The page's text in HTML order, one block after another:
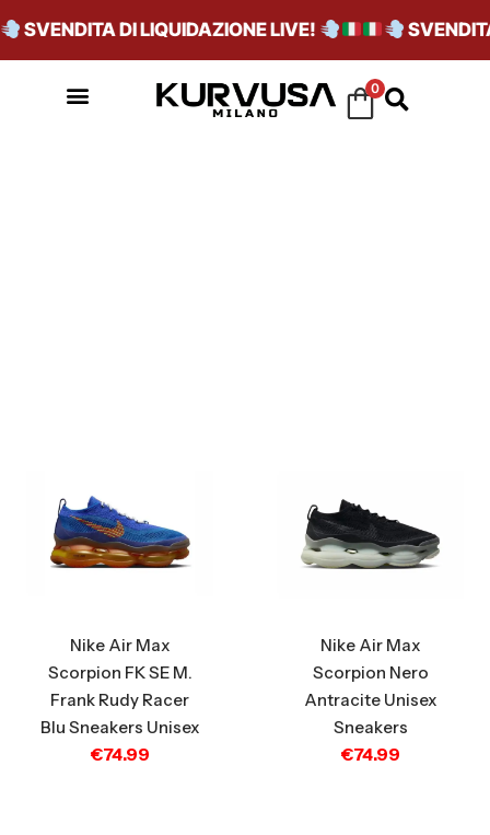
SVENDITA DI LIQUIDAZIONE LIVE!
0
Nike Air Max
Scorpion FK SE M.
Frank Rudy Racer
Blu Sneakers Unisex
€74.99
Nike Air Max
Scorpion Nero
Antracite Unisex
Sneakers
€74.99